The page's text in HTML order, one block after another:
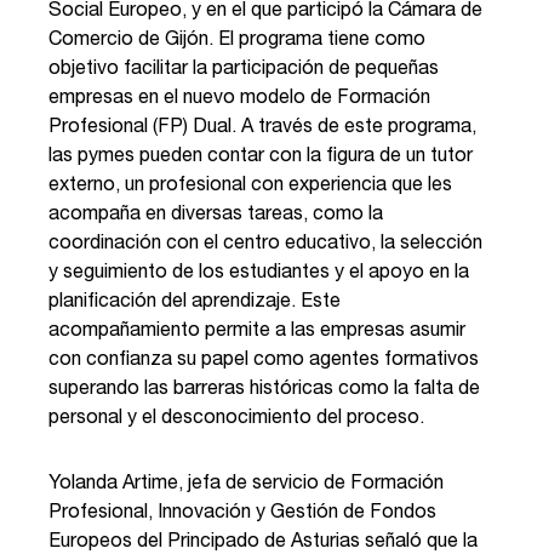
Social Europeo, y en el que participó la Cámara de
Comercio de Gijón. El programa tiene como
objetivo facilitar la participación de pequeñas
empresas en el nuevo modelo de Formación
Profesional (FP) Dual. A través de este programa,
las pymes pueden contar con la figura de un tutor
externo, un profesional con experiencia que les
acompaña en diversas tareas, como la
coordinación con el centro educativo, la selección
y seguimiento de los estudiantes y el apoyo en la
planificación del aprendizaje. Este
acompañamiento permite a las empresas asumir
con confianza su papel como agentes formativos
superando las barreras históricas como la falta de
personal y el desconocimiento del proceso.
Yolanda Artime, jefa de servicio de Formación
Profesional, Innovación y Gestión de Fondos
Europeos del Principado de Asturias señaló que la